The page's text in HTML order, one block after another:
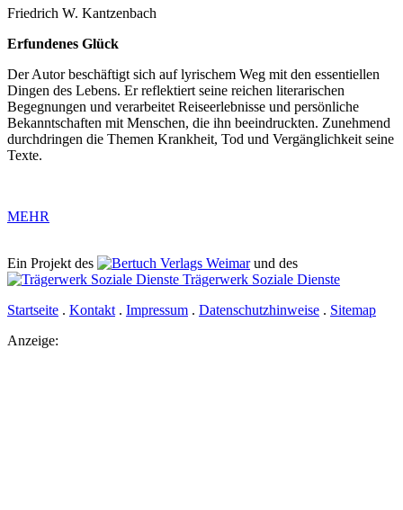
Friedrich W. Kantzenbach
Erfundenes Glück
Der Autor beschäftigt sich auf lyrischem Weg mit den essentiellen
Dingen des Lebens. Er reflektiert seine reichen literarischen
Begegnungen und verarbeitet Reiseerlebnisse und persönliche
Bekanntschaften mit Menschen, die ihn beeindruckten. Zunehmend
durchdringen die Themen Krankheit, Tod und Vergänglichkeit seine
Texte.
MEHR
Ein Projekt des Verlags Weimarund des
Trägerwerk Soziale Dienste
Startseite . Kontakt . Impressum . Datenschutzhinweise . Sitemap
Anzeige: